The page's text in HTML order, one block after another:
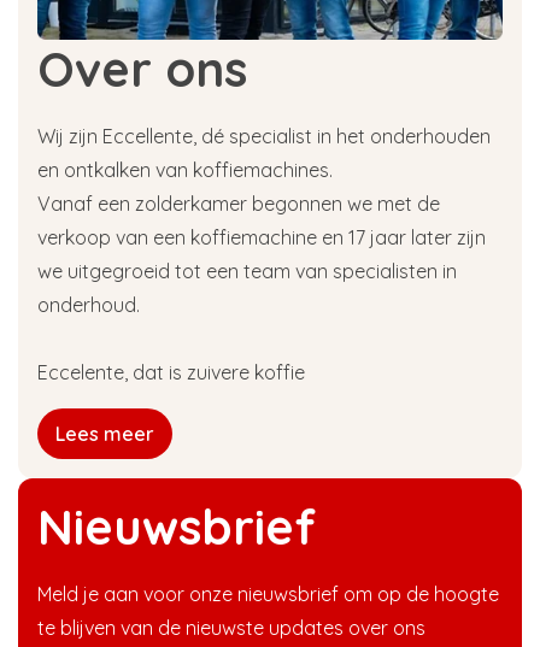
Nieuwsbrief
Meld je aan voor onze nieuwsbrief om op de hoogte
te blijven van de nieuwste updates over ons
Over ons
Wij zijn Eccellente, dé specialist in het onderhouden
en ontkalken van koffiemachines.
Vanaf een zolderkamer begonnen we met de
verkoop van een koffiemachine en 17 jaar later zijn
we uitgegroeid tot een team van specialisten in
onderhoud.
Eccelente, dat is zuivere koffie
Lees meer